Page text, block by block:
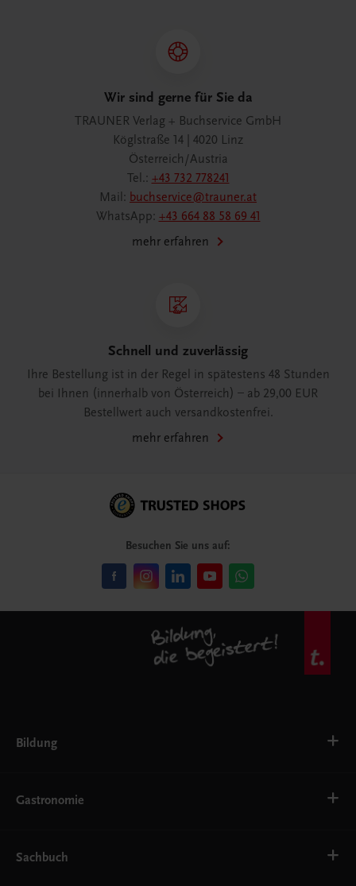
Wir sind gerne für Sie da
TRAUNER Verlag + Buchservice GmbH
Köglstraße 14 | 4020 Linz
Österreich/Austria
Tel.: +43 732 778241
Mail: buchservice@trauner.at
WhatsApp: +43 664 88 58 69 41
mehr erfahren
Schnell und zuverlässig
Ihre Bestellung ist in der Regel in spätestens 48 Stunden
bei Ihnen (innerhalb von Österreich) – ab 29,00 EUR
Bestellwert auch versandkostenfrei.
mehr erfahren
Besuchen Sie uns auf:
Bildung
AHS
EWF/ZWF
FW
Gastronomie
Getränke
Sachbuch